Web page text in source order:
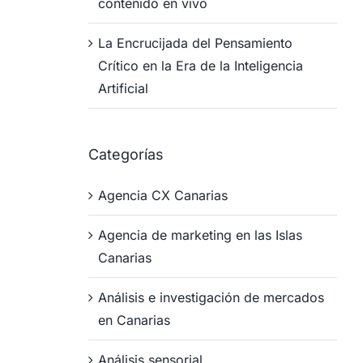
Canarias.
La Encrucijada del Pensamiento
Crítico en la Era de la Inteligencia
Artificial
Categorías
Agencia CX Canarias
Agencia de marketing en las Islas
Canarias
Análisis e investigación de mercados
en Canarias
Análisis sensorial